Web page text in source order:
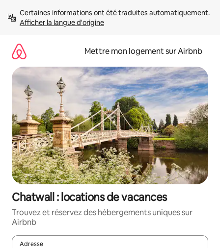
directement
Afficher la langue d'origine
Mettre mon logement sur Airbnb
Chatwall : locations de vacances
Trouvez et réservez des hébergements uniques sur
Airbnb
Adresse